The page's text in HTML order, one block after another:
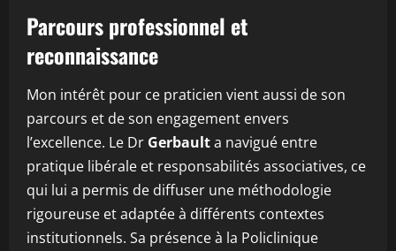
Parcours professionnel et
reconnaissance
Mon intérêt pour ce praticien vient aussi de son
parcours et de son engagement envers
l’excellence. Le Dr Gerbaulta navigué entre
pratique libérale et responsabilités associatives, ce
qui lui a permis de diffuser une méthodologie
rigoureuse et adaptée à différents contextes
institutionnels. Sa présence à la Policlinique